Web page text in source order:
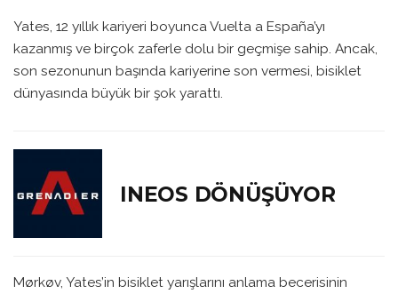
Yates, 12 yıllık kariyeri boyunca Vuelta a España’yı
kazanmış ve birçok zaferle dolu bir geçmişe sahip. Ancak,
son sezonunun başında kariyerine son vermesi, bisiklet
dünyasında büyük bir şok yarattı.
INEOS DÖNÜŞÜYOR
Mørkøv, Yates’in bisiklet yarışlarını anlama becerisinin